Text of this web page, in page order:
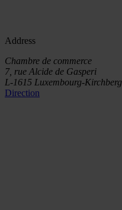
Address
Chambre de commerce
7, rue Alcide de Gasperi
L-1615 Luxembourg-Kirchberg
Direction